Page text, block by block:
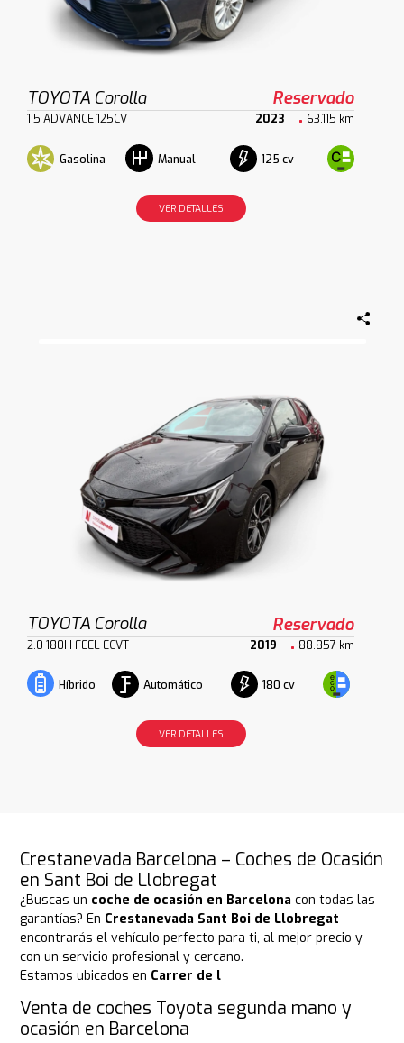
TOYOTA Corolla Reservado
1.5 ADVANCE 125CV 2023 63.115 km
Gasolina Manual 125 cv
VER DETALLES
TOYOTA Corolla Reservado
2.0 180H FEEL ECVT 2019 88.857 km
Híbrido Automático 180 cv
VER DETALLES
Crestanevada Barcelona – Coches de Ocasión
en Sant Boi de Llobregat
¿Buscas un coche de ocasión en Barcelona con todas las
garantías? En Crestanevada Sant Boi de Llobregat
encontrarás el vehículo perfecto para ti, al mejor precio y
con un servicio profesional y cercano.
Estamos ubicados en Carrer de l
Venta de coches Toyota segunda mano y
ocasión en Barcelona